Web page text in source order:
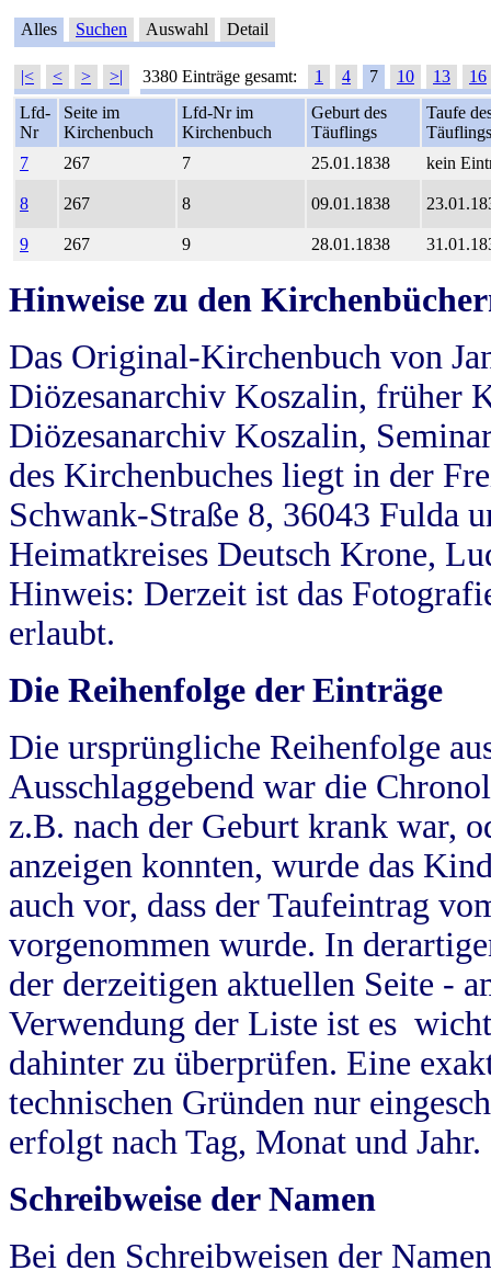
Alles Suchen Auswahl Detail
|< < > >| 3380 Einträge gesamt: 1 4 7 10 13
16
Lfd-
Nr
Seite im
Kirchenbuch
Lfd-Nr im
Kirchenbuch
Geburt des
Täuflings
Taufe
Täuflings
7
267 7 25.01.1838 kein
8 267 8 09.01.1838
9 267 9 28.01.1838
Hinweise zu den
Das Original-Kirchenbuch von
Diözesanarchiv Koszalin, früher
Diözesanarchiv Koszalin,
des Kirchenbuches liegt in der
Schwank-Straße 8, 36043 Fulda
Heimatkreises Deutsch Krone,
Hinweis: Derzeit ist das
erlaubt.
Die Reihenfolge der Einträge
Die ursprüngliche Reihenfolge
Ausschlaggebend war die
z.B. nach der Geburt krank war,
anzeigen konnten, wurde das
auch vor, dass der Taufeintrag
vorgenommen wurde. In
der derzeitigen aktuellen Seite -
Verwendung der Liste ist es
dahinter zu überprüfen. Eine
technischen Gründen nur
erfolgt nach Tag, Monat und Jahr.
Schreibweise der Namen
Bei den Schreibweisen der